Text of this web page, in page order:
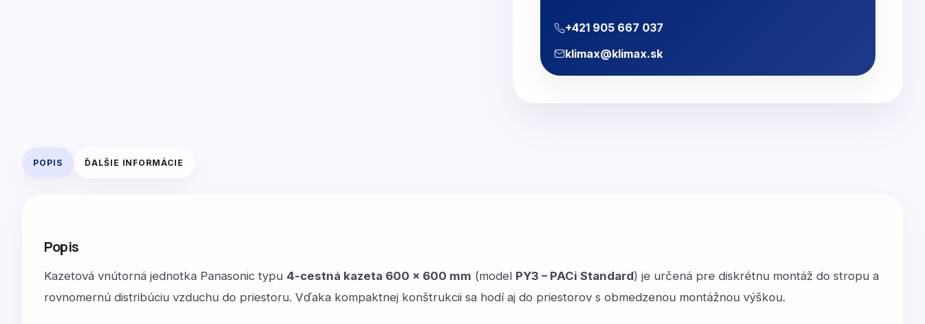
+421 905 667 037
klimax@klimax.sk
POPIS ĎALŠIE INFORMÁCIE
Popis
Kazetová vnútorná jednotka Panasonic typu 4-cestná kazeta 600 × 600 mm (model PY3 – PACi Standard) je určená pre diskrétnu montáž do stropu a
rovnomernú distribúciu vzduchu do priestoru. Vďaka kompaktnej konštrukcii sa hodí aj do priestorov s obmedzenou montážnou výškou.